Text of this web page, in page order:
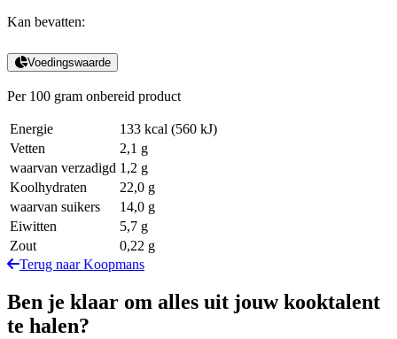
Kan bevatten:
Voedingswaarde
Per 100 gram onbereid product
Energie 133 kcal (560 kJ)
Vetten
2,1 g
waarvan verzadigd 1,2 g
Koolhydraten
22,0 g
waarvan suikers
14,0 g
Eiwitten
5,7 g
Zout
0,22 g
Terug naar Koopmans
Ben je klaar om alles uit jouw kooktalent
te halen?